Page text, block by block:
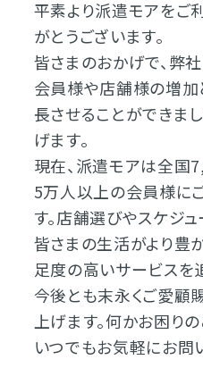
平素より派遣モアをご
がとうございます。
皆さまのおかげで、弊
会員様や店舗様の増加
長させることができま
げます。
現在、派遣モアは全国
5万人以上の会員様に
す。店舗選びやスケジ
皆さまの生活がより豊
足度の高いサービスを
今後とも末永くご愛顧
上げます。何かお困り
いつでもお気軽にお問